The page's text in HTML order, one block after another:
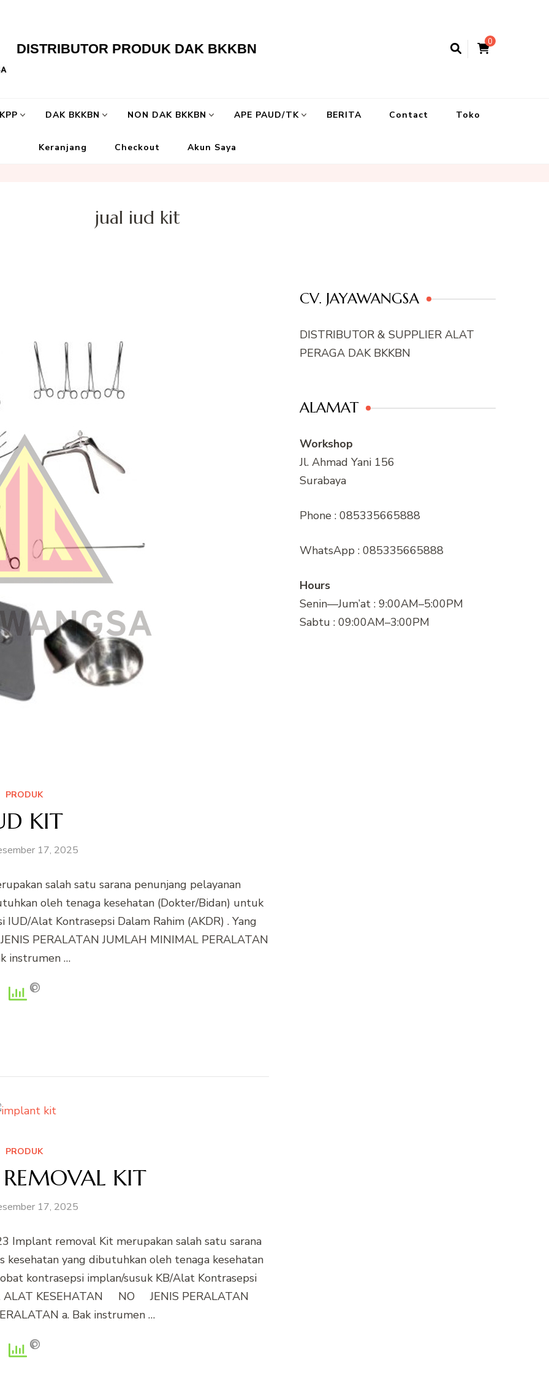
0
DISTRIBUTOR PRODUK DAK BKKBN
DAK BKKBN NON DAK BKKBN APE PAUD/TK BERITA Contact Toko
Keranjang Checkout Akun Saya
jual iud kit
PRODUK
KIT
17, 2025
salah satu sarana penunjang pelayanan
oleh tenaga kesehatan (Dokter/Bidan) untuk
Alat Kontrasepsi Dalam Rahim (AKDR) . Yang
PERALATAN JUMLAH MINIMAL PERALATAN
instrumen …
PRODUK
KIT
17, 2025
Implant removal Kit merupakan salah satu sarana
kesehatan yang dibutuhkan oleh tenaga kesehatan
kontrasepsi implan/susuk KB/Alat Kontrasepsi
ALAT KESEHATAN NO JENIS PERALATAN
a. Bak instrumen …
CV. JAYAWANGSA
DISTRIBUTOR & SUPPLIER ALAT
PERAGA DAK BKKBN
ALAMAT
Workshop
Jl. Ahmad Yani 156
Surabaya
Phone : 085335665888
WhatsApp : 085335665888
Hours
Senin—Jum’at : 9:00AM–5:00PM
Sabtu : 09:00AM–3:00PM